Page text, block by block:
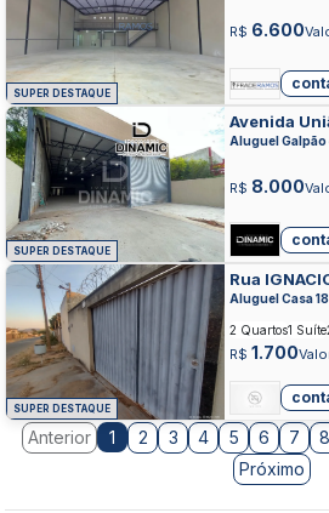
SUPER DESTAQUE
R$ 6.600
SUPER DESTAQUE
Avenida
Aluguel Galpão
R$ 8.000
SUPER DESTAQUE
Rua
SERRA
Aluguel Casa
R$ 1.700
2 Quartos1 Suíte
Anterior 1 2 3 4 5 6 7 8
Próximo